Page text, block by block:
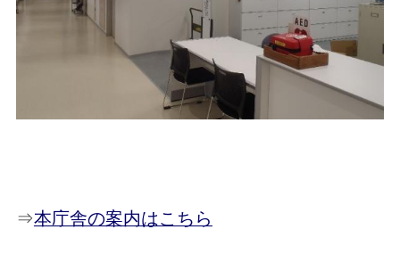
⇒本庁舎の案内はこちら